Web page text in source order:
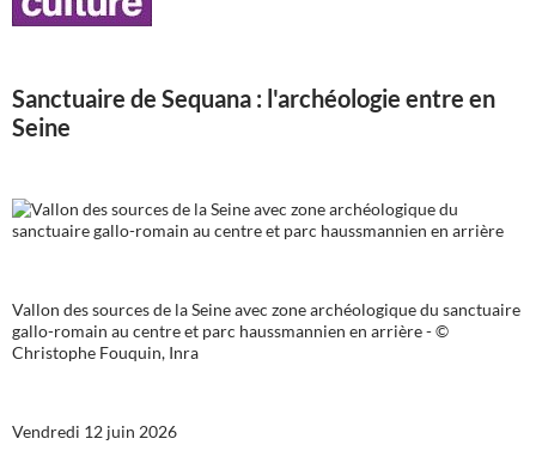
Sanctuaire de Sequana : l'archéologie entre en
Seine
Vallon des sources de la Seine avec zone archéologique du sanctuaire
gallo-romain au centre et parc haussmannien en arrière - ©
Christophe Fouquin, Inra
Vendredi 12 juin 2026